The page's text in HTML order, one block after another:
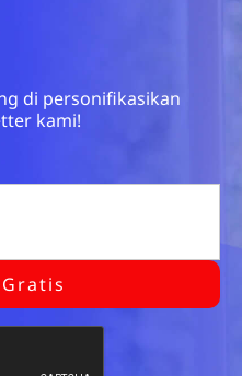
di personifikasikan
kami!